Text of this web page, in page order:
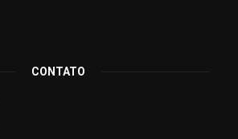
CONTATO